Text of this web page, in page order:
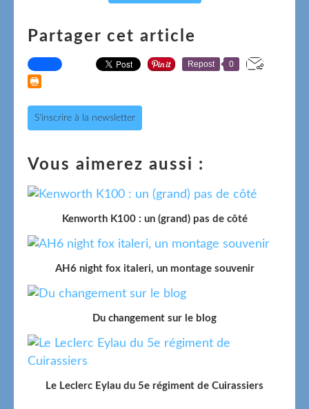
Partager cet article
Repost 0
S'inscrire à la newsletter
Vous aimerez aussi :
Kenworth K100 : un (grand) pas de côté
AH6 night fox italeri, un montage souvenir
Du changement sur le blog
Le Leclerc Eylau du 5e régiment de Cuirassiers